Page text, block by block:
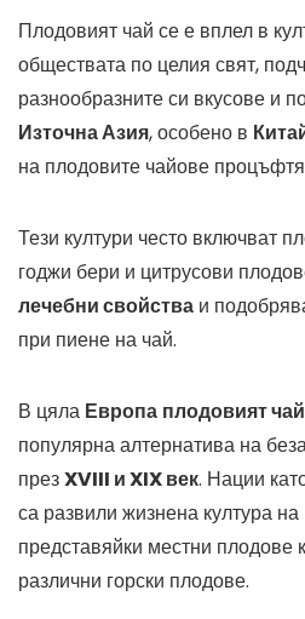
Плодовият чай се е вплел в
обществата по целия свят,
разнообразните си вкусове и
Източна Азия, особено в
на плодовите чайове
Тези култури често включват
годжи бери и цитрусови
лечебни свойства и
при пиене на чай.
В цяла Европа плодовият чай
популярна алтернатива на
презXVIII и XIX век. Нации
са развили жизнена култура
представяйки местни плодове
различни горски плодове.